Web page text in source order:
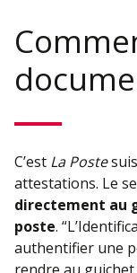
C’est La Poste
attestations. Le
directement au
poste.
authentifier une